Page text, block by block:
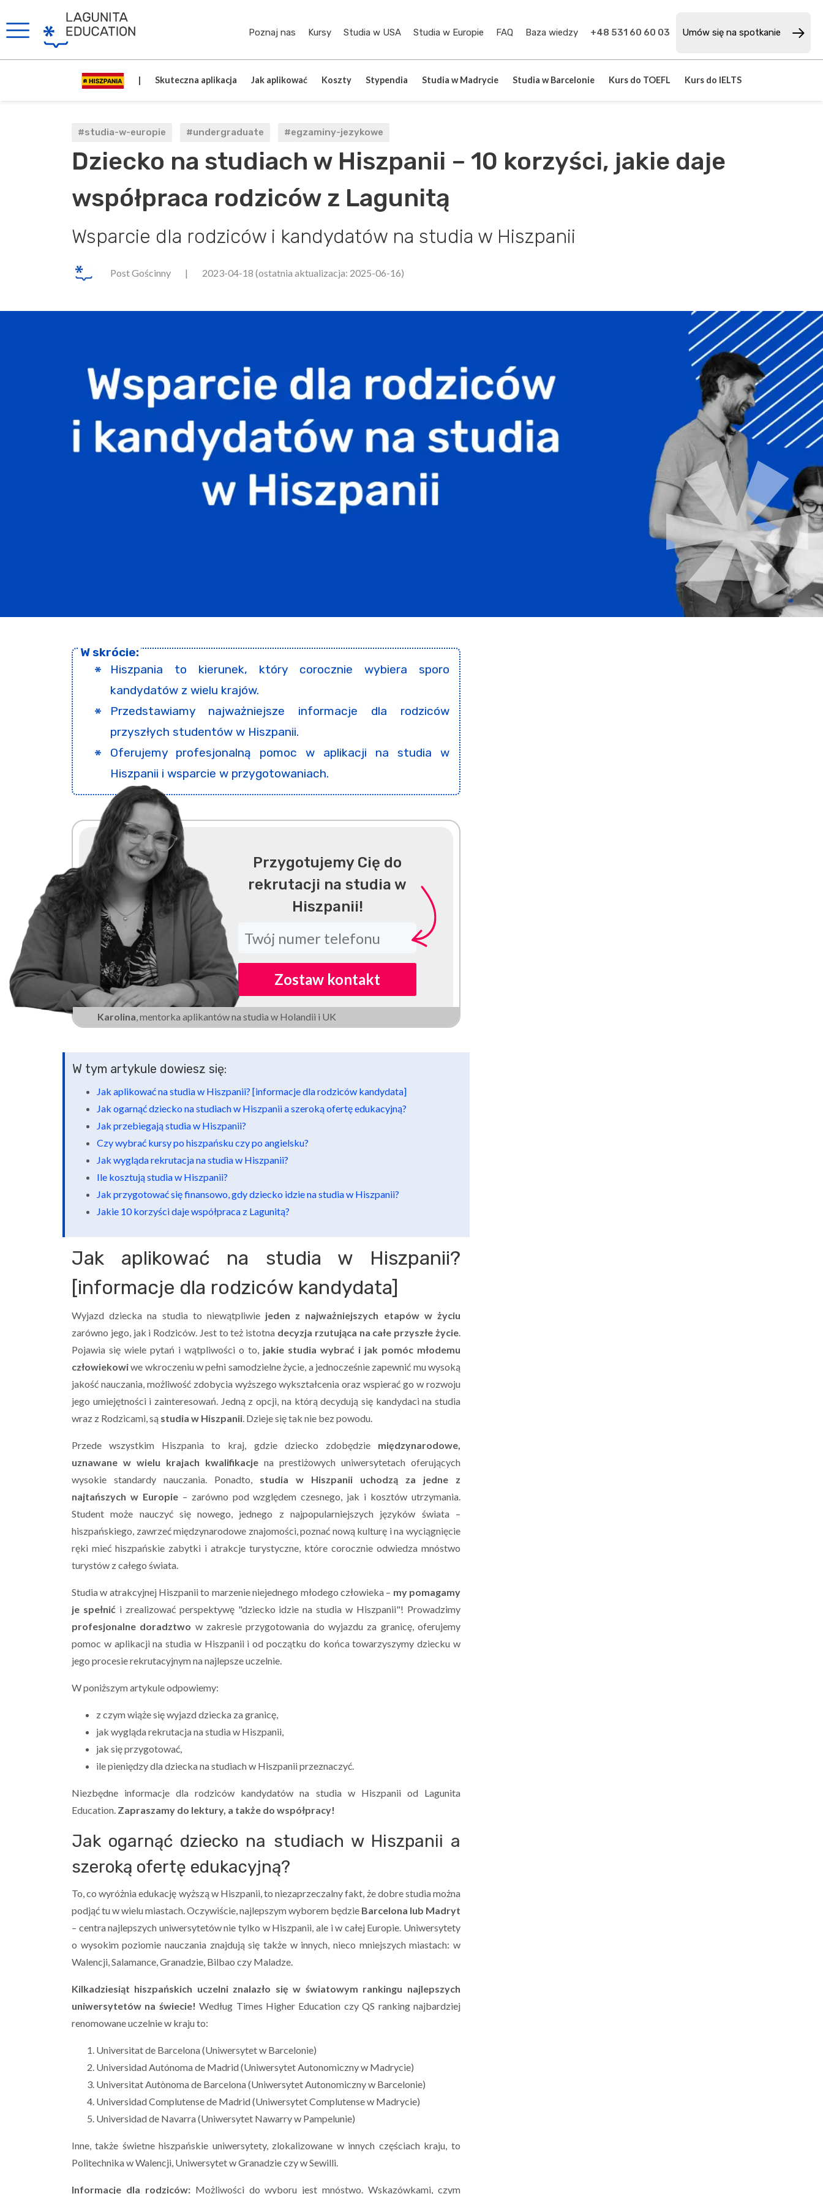
Poznaj nas Kursy Studia w USA Studia w Europie FAQ Baza wiedzy +48 531 60 60 03 Umów się na spotkanie
| Skuteczna aplikacja Jak aplikować Koszty Stypendia Studia w Madrycie Studia w Barcelonie Kurs do TOEFL Kurs do IELTS
#studia-w-europie #undergraduate #egzaminy-jezykowe
Dziecko na studiach w Hiszpanii – 10 korzyści, jakie daje
współpraca rodziców z Lagunitą
Wsparcie dla rodziców i kandydatów na studia w Hiszpanii
Post Gościnny | 2023-04-18 (ostatnia aktualizacja: 2025-06-16)
Hiszpania to kierunek, który corocznie wybiera sporo
kandydatów z wielu krajów.
Przedstawiamy najważniejsze informacje dla rodziców
przyszłych studentów w Hiszpanii.
Oferujemy profesjonalną pomoc w aplikacji na studia w
Hiszpanii i wsparcie w przygotowaniach.
Przygotujemy Cię do
rekrutacji na studia w
Hiszpanii!
Zostaw kontakt
Karolina, mentorka aplikantów na studia w Holandii i UK
W tym artykule dowiesz się:
Jak aplikować na studia w Hiszpanii? [informacje dla rodziców kandydata]
Jak ogarnąć dziecko na studiach w Hiszpanii a szeroką ofertę edukacyjną?
Jak przebiegają studia w Hiszpanii?
Czy wybrać kursy po hiszpańsku czy po angielsku?
Jak wygląda rekrutacja na studia w Hiszpanii?
Ile kosztują studia w Hiszpanii?
Jak przygotować się finansowo, gdy dziecko idzie na studia w Hiszpanii?
Jakie 10 korzyści daje współpraca z Lagunitą?
Jak aplikować na studia w Hiszpanii?
[informacje dla rodziców kandydata]
Wyjazd dziecka na studia to niewątpliwiejeden z najważniejszych etapów w życiu
zarówno jego, jak i Rodziców. Jest to też istotna decyzja rzutująca na całe przyszłe życie.
Pojawia się wiele pytań i wątpliwości o to, jakie studia wybrać i jak pomóc młodemu
człowiekowiwe wkroczeniu w pełni samodzielne życie, a jednocześnie zapewnić mu wysoką
jakość nauczania, możliwość zdobycia wyższego wykształcenia oraz wspierać go w rozwoju
jego umiejętności i zainteresowań. Jedną z opcji, na którą decydują się kandydaci na studia
wraz z Rodzicami, są studia w Hiszpanii. Dzieje się tak nie bez powodu.
Przede wszystkim Hiszpania to kraj, gdzie dziecko zdobędzie międzynarodowe,
uznawane w wielu krajach kwalifikacje na prestiżowych uniwersytetach oferujących
wysokie standardy nauczania. Ponadto, studia w Hiszpanii uchodzą za jedne z
najtańszych w Europie– zarówno pod względem czesnego, jak i kosztów utrzymania.
Student może nauczyć się nowego, jednego z najpopularniejszych języków świata –
hiszpańskiego, zawrzeć międzynarodowe znajomości, poznać nową kulturę i na wyciągnięcie
ręki mieć hiszpańskie zabytki i atrakcje turystyczne, które corocznie odwiedza mnóstwo
turystów z całego świata.
Studia w atrakcyjnej Hiszpanii to marzenie niejednego młodego człowieka – my pomagamy
je spełnić i zrealizować perspektywę "dziecko idzie na studia w Hiszpanii"! Prowadzimy
profesjonalne doradztwo w zakresie przygotowania do wyjazdu za granicę, oferujemy
pomoc w aplikacji na studia w Hiszpanii i od początku do końca towarzyszymy dziecku w
jego procesie rekrutacyjnym na najlepsze uczelnie.
W poniższym artykule odpowiemy:
z czym wiąże się wyjazd dziecka za granicę,
jak wygląda rekrutacja na studia w Hiszpanii,
jak się przygotować,
ile pieniędzy dla dziecka na studiach w Hiszpanii przeznaczyć.
Niezbędne informacje dla rodziców kandydatów na studia w Hiszpanii od Lagunita
Education. Zapraszamy do lektury, a także do współpracy!
Jak ogarnąć dziecko na studiach w Hiszpanii a
szeroką ofertę edukacyjną?
To, co wyróżnia edukację wyższą w Hiszpanii, to niezaprzeczalny fakt, że dobre studia można
podjąć tu w wielu miastach. Oczywiście, najlepszym wyborem będzie Barcelona lub Madryt
– centra najlepszych uniwersytetów nie tylko w Hiszpanii, ale i w całej Europie. Uniwersytety
o wysokim poziomie nauczania znajdują się także w innych, nieco mniejszych miastach: w
Walencji, Salamance, Granadzie, Bilbao czy Maladze.
Kilkadziesiąt hiszpańskich uczelni znalazło się w światowym rankingu najlepszych
uniwersytetów na świecie! Według Times Higher Education czy QS ranking najbardziej
renomowane uczelnie w kraju to:
Universitat de Barcelona (Uniwersytet w Barcelonie)
Universidad Autónoma de Madrid (Uniwersytet Autonomiczny w Madrycie)
Universitat Autònoma de Barcelona (Uniwersytet Autonomiczny w Barcelonie)
Universidad Complutense de Madrid (Uniwersytet Complutense w Madrycie)
Universidad de Navarra (Uniwersytet Nawarry w Pampelunie)
Inne, także świetne hiszpańskie uniwersytety, zlokalizowane w innych częściach kraju, to
Politechnika w Walencji, Uniwersytet w Granadzie czy w Sewilli.
Informacje dla rodziców:Możliwości do wyboru jest mnóstwo. Wskazówkami, czym